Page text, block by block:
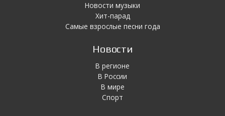
Новости музыки
Хит-парад
Самые взрослые песни года
Новости
В регионе
В России
В мире
Спорт